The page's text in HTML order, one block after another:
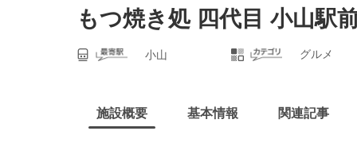
もつ焼き処 四代目 小山駅
小山 グルメ
施設概要 基本情報 関連記事